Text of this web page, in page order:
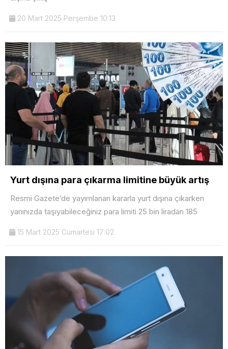
20 Mart 2025 Perşembe 10:13
Yurt dışına para çıkarma limitine büyük artış
Resmi Gazete’de yayımlanan kararla yurt dışına çıkarken
yanınızda taşıyabileceğiniz para limiti 25 bin liradan 185
15 Mart 2025 Cumartesi 17:02